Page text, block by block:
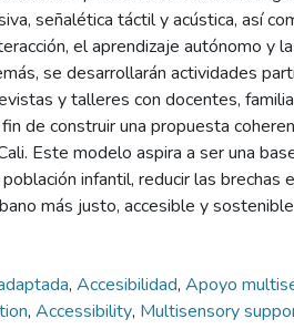
señalética táctil y acústica, así
el aprendizaje autónomo y
se desarrollarán actividades
y talleres con docentes,
de construir una propuesta
Este modelo aspira a ser una
infantil, reducir las brechas
más justo, accesible y
, Accesibilidad, Apoyo
, Accessibility, Multisensory